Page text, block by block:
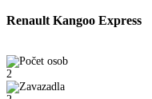
Renault Kangoo Express
2